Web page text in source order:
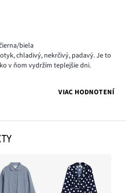
biela
chladivý, nekrčivý, padavý. Je to
v ňom vydržím teplejšie dni.
VIAC HODNOTENÍ